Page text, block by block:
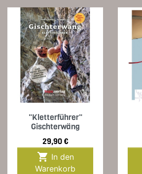
"Kletterführer"
Gischterwäng
Preis
29,90 €

Warenkorb